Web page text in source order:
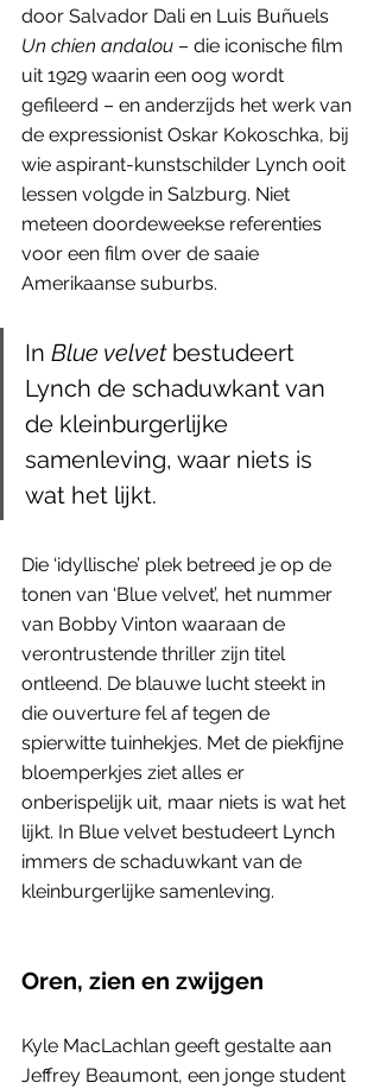
door Salvador Dali en Luis Buñuels
Un chien andalou – die iconische film
uit 1929 waarin een oog wordt
gefileerd – en anderzijds het werk van
de expressionist Oskar Kokoschka, bij
wie aspirant-kunstschilder Lynch ooit
lessen volgde in Salzburg. Niet
meteen doordeweekse referenties
voor een film over de saaie
Amerikaanse suburbs.
In Blue velvet bestudeert
Lynch de schaduwkant van
de kleinburgerlijke
samenleving, waar niets is
wat het lijkt.
Die ‘idyllische’ plek betreed je op de
tonen van ‘Blue velvet’, het nummer
van Bobby Vinton waaraan de
verontrustende thriller zijn titel
ontleend. De blauwe lucht steekt in
die ouverture fel af tegen de
spierwitte tuinhekjes. Met de piekfijne
bloemperkjes ziet alles er
onberispelijk uit, maar niets is wat het
lijkt. In Blue velvet bestudeert Lynch
immers de schaduwkant van de
kleinburgerlijke samenleving.
Oren, zien en zwijgen
Kyle MacLachlan geeft gestalte aan
Jeffrey Beaumont, een jonge student